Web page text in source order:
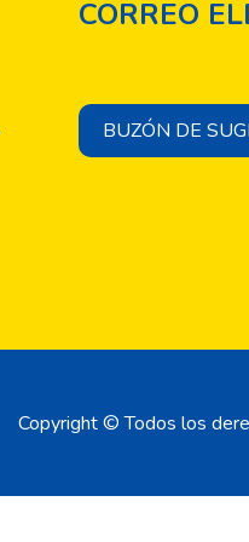
CORREO
BUZÓN DE
Copyright © Todos los